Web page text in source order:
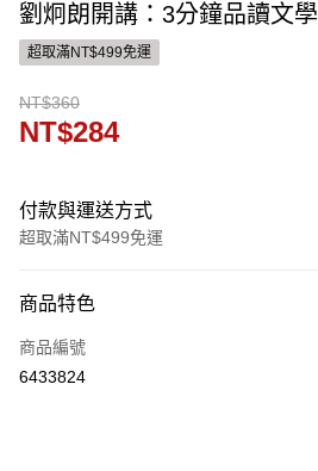
劉炯朗開講：3分鐘品讀文學
超取滿NT$499免運
NT$360
NT$284
付款與運送方式
超取滿NT$499免運
信用卡一次付款
ATM付款
商品特色
商品編號
6433824